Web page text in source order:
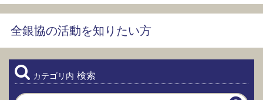
全銀協の活動を知りたい方
カテゴリ内 検索